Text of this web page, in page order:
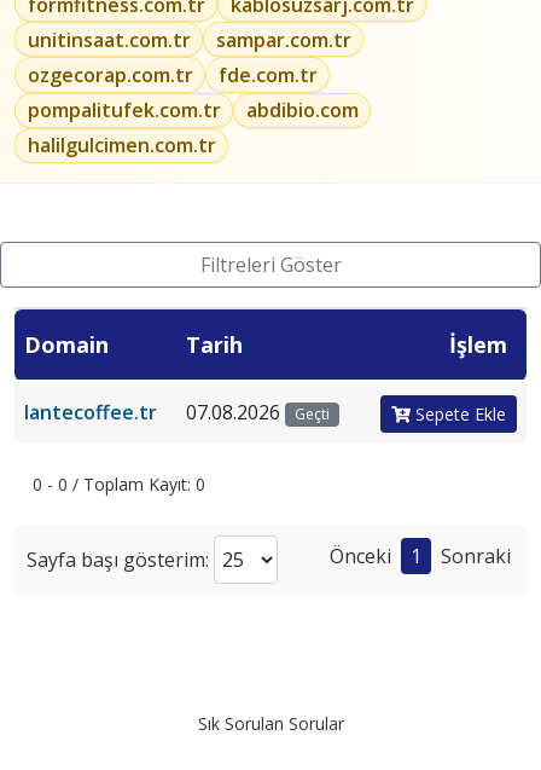
unitinsaat.com.tr
sampar.com.tr
ozgecorap.com.tr
fde.com.tr
pompalitufek.com.tr
abdibio.com
halilgulcimen.com.tr
Filtreleri Göster
Domain Tarih İşlem
lantecoffee.tr 07.08.2026 Geçti Sepete Ekle
0 - 0 / Toplam Kayıt: 0
Sayfa başı gösterim: Önceki 1 Sonraki
Sık Sorulan Sorular